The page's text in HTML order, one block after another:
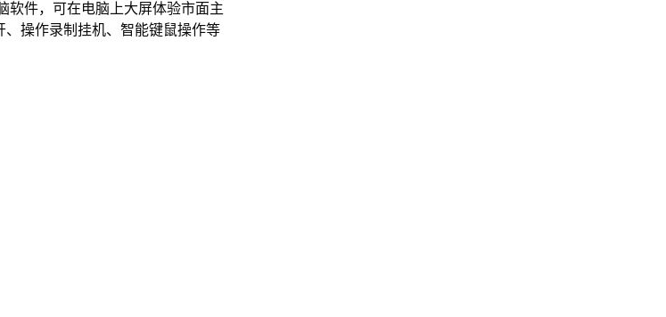
软件，可在电脑上大屏体验市面主
操作录制挂机、智能键鼠操作等